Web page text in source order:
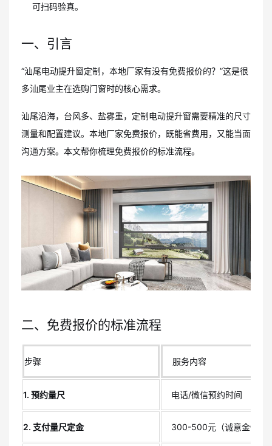
可扫码验真。
一、引言
“汕尾电动提升窗定制，本地厂家有没有免费报价的？”这是很
多汕尾业主在选购门窗时的核心需求。
汕尾沿海，台风多、盐雾重，定制电动提升窗需要精准的尺寸
测量和配置建议。本地厂家免费报价，既能省费用，又能当面
沟通方案。本文帮你梳理免费报价的标准流程。
二、免费报价的标准流程
步骤 服务内容
1. 预约量尺 电话/微信预约时间
2. 支付量尺定金 300-500元（诚意金性质